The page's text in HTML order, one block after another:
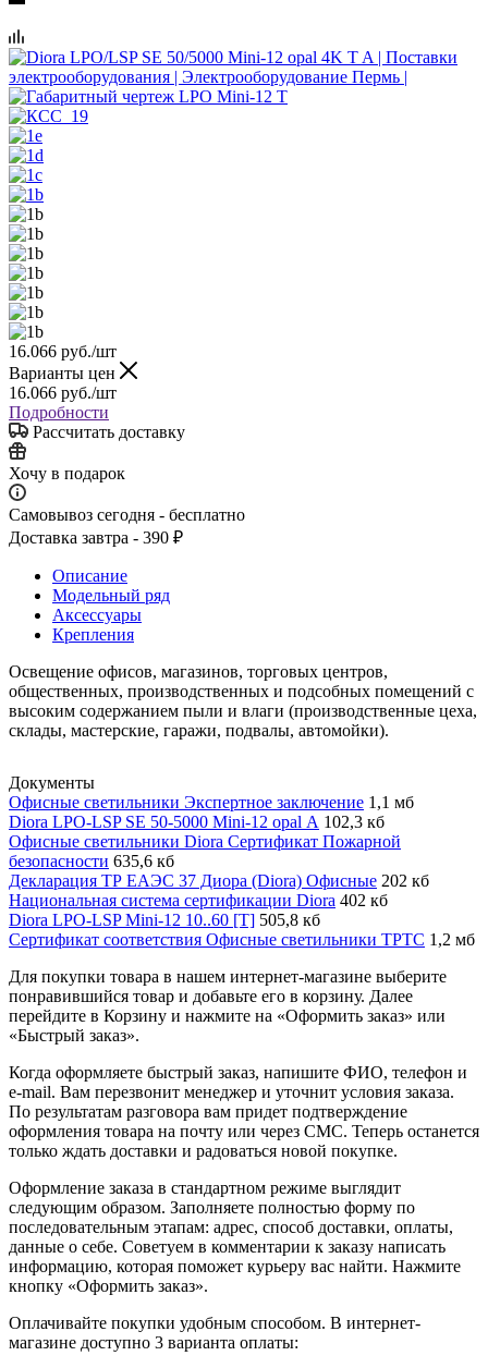
16.066 руб./шт
Варианты цен
16.066 руб./шт
Подробности
Рассчитать доставку
Хочу в подарок
Самовывоз сегодня - бесплатно
Доставка завтра - 390 ₽
Описание
Модельный ряд
Аксессуары
Крепления
Освещение офисов, магазинов, торговых центров,
общественных, производственных и подсобных помещений с
высоким содержанием пыли и влаги (производственные цеха,
склады, мастерские, гаражи, подвалы, автомойки).
Документы
Офисные светильники Экспертное заключение 1,1 мб
Diora LPO-LSP SE 50-5000 Mini-12 opal А 102,3 кб
Офисные светильники Diora Сертификат Пожарной
безопасности 635,6 кб
Декларация ТР ЕАЭС 37 Диора (Diora) Офисные 202 кб
Национальная система сертификации Diora 402 кб
Diora LPO-LSP Mini-12 10..60 [T] 505,8 кб
Сертификат соответствия Офисные светильники ТРТС 1,2 мб
Для покупки товара в нашем интернет-магазине выберите
понравившийся товар и добавьте его в корзину. Далее
перейдите в Корзину и нажмите на «Оформить заказ» или
«Быстрый заказ».
Когда оформляете быстрый заказ, напишите ФИО, телефон и
e-mail. Вам перезвонит менеджер и уточнит условия заказа.
По результатам разговора вам придет подтверждение
оформления товара на почту или через СМС. Теперь останется
только ждать доставки и радоваться новой покупке.
Оформление заказа в стандартном режиме выглядит
следующим образом. Заполняете полностью форму по
последовательным этапам: адрес, способ доставки, оплаты,
данные о себе. Советуем в комментарии к заказу написать
информацию, которая поможет курьеру вас найти. Нажмите
кнопку «Оформить заказ».
Оплачивайте покупки удобным способом. В интернет-
магазине доступно 3 варианта оплаты: